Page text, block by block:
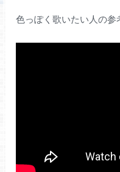
色っぽく歌いたい人の参